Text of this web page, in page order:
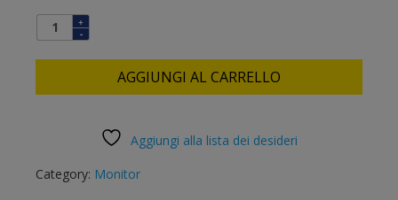
AGGIUNGI AL CARRELLO
Aggiungi alla lista dei desideri
Category: Monitor